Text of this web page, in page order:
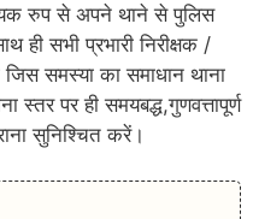
रुप से अपने थाने से पुलिस
सभी प्रभारी निरीक्षक /
जिस समस्या का समाधान थाना
पर ही समयबद्ध,गुणवत्तापूर्ण
सुनिश्चित करें।